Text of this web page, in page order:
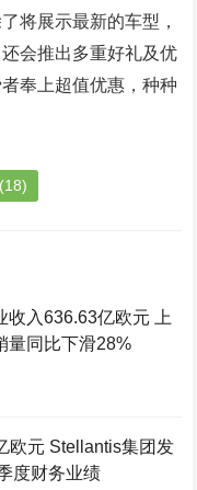
将展示最新的车型，
会推出多重好礼及优
奉上超值优惠，种种
收入636.63亿欧元 上
量同比下滑28%
欧元 Stellantis集团发
度财务业绩